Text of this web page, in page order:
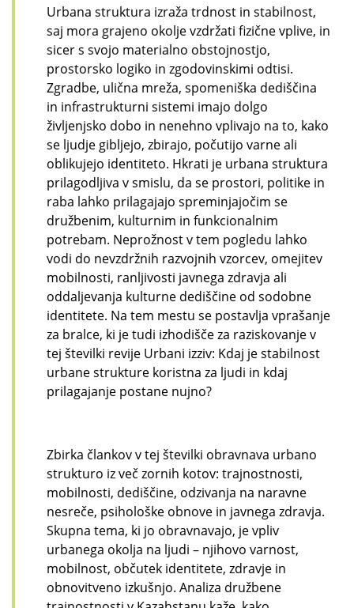
Urbana struktura izraža trdnost in stabilnost,
saj mora grajeno okolje vzdržati fizične vplive, in
sicer s svojo materialno obstojnostjo,
prostorsko logiko in zgodovinskimi odtisi.
Zgradbe, ulična mreža, spomeniška dediščina
in infrastrukturni sistemi imajo dolgo
življenjsko dobo in nenehno vplivajo na to, kako
se ljudje gibljejo, zbirajo, počutijo varne ali
oblikujejo identiteto. Hkrati je urbana struktura
prilagodljiva v smislu, da se prostori, politike in
raba lahko prilagajajo spreminjajočim se
družbenim, kulturnim in funkcionalnim
potrebam. Neprožnost v tem pogledu lahko
vodi do nevzdržnih razvojnih vzorcev, omejitev
mobilnosti, ranljivosti javnega zdravja ali
oddaljevanja kulturne dediščine od sodobne
identitete. Na tem mestu se postavlja vprašanje
za bralce, ki je tudi izhodišče za raziskovanje v
tej številki revije Urbani izziv: Kdaj je stabilnost
urbane strukture koristna za ljudi in kdaj
prilagajanje postane nujno?
Zbirka člankov v tej številki obravnava urbano
strukturo iz več zornih kotov: trajnostnosti,
mobilnosti, dediščine, odzivanja na naravne
nesreče, psihološke obnove in javnega zdravja.
Skupna tema, ki jo obravnavajo, je vpliv
urbanega okolja na ljudi – njihovo varnost,
mobilnost, občutek identitete, zdravje in
obnovitveno izkušnjo. Analiza družbene